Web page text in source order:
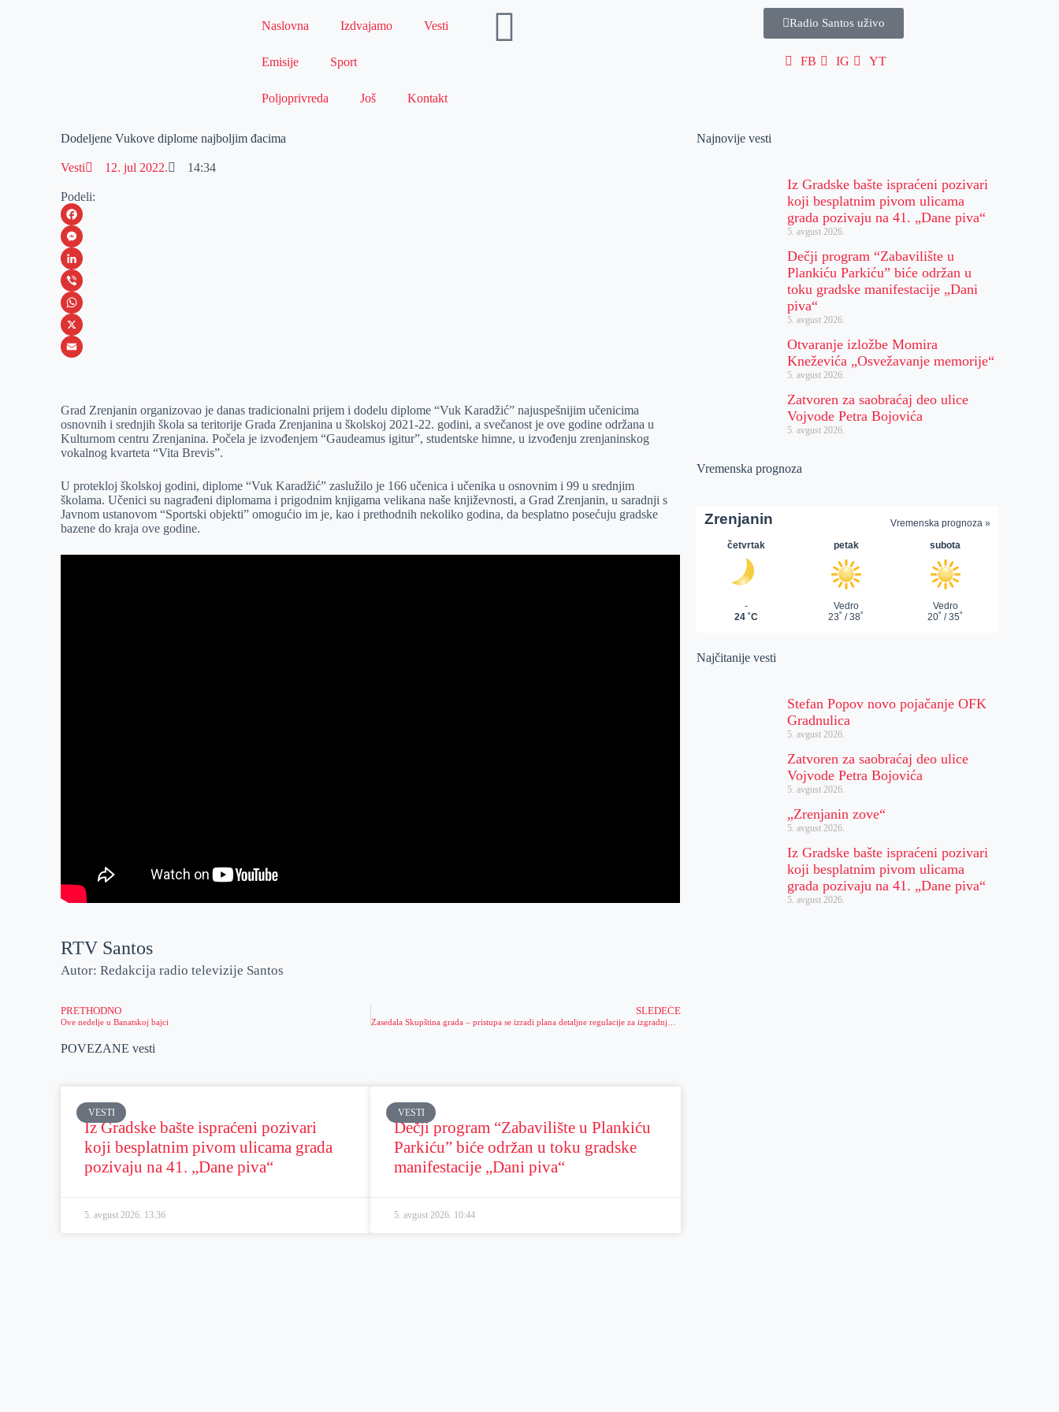
Naslovna Izdvajamo Vesti
Emisije Sport
Poljoprivreda Još Kontakt
Radio Santos uživo
FB IG YT
Dodeljene Vukove diplome najboljim đacima
Vesti 12. jul 2022. 14:34
Podeli:
F
a
c
e
b
o
M
e
s
s
e
e
r
L
i
n
k
I
n
V
i
b
W
h
s
A
p
p
X
a
i
l
Grad Zrenjanin organizovao je danas tradicionalni prijem i dodelu diplome “Vuk Karadžić” najuspešnijim učenicima
osnovnih i srednjih škola sa teritorije Grada Zrenjanina u školskoj 2021-22. godini, a svečanost je ove godine održana u
Kulturnom centru Zrenjanina. Počela je izvođenjem “Gaudeamus igitur”, studentske himne, u izvođenju zrenjaninskog
vokalnog kvarteta “Vita Brevis”.
U protekloj školskoj godini, diplome “Vuk Karadžić” zaslužilo je 166 učenica i učenika u osnovnim i 99 u srednjim
školama. Učenici su nagrađeni diplomama i prigodnim knjigama velikana naše književnosti, a Grad Zrenjanin, u saradnji s
Javnom ustanovom “Sportski objekti” omogućio im je, kao i prethodnih nekoliko godina, da besplatno posećuju gradske
bazene do kraja ove godine.
RTV Santos
Autor: Redakcija radio televizije Santos
PRETHODNO
Ove nedelje u Banatskoj bajci
SLEDEĆE
POVEZANE vesti
VESTI
Iz Gradske bašte ispraćeni pozivari
koji besplatnim pivom ulicama grada
pozivaju na 41. „Dane piva“
5. avgust 2026. 13:36
VESTI
Dečji program “Zabavilište u Plankiću
Parkiću” biće održan u toku gradske
manifestacije „Dani piva“
5. avgust 2026. 10:44
Najnovije vesti
Iz Gradske bašte ispraćeni pozivari
koji besplatnim pivom ulicama
grada pozivaju na 41. „Dane piva“
5. avgust 2026.
Dečji program “Zabavilište u
Plankiću Parkiću” biće održan u
toku gradske manifestacije „Dani
piva“
5. avgust 2026.
Otvaranje izložbe Momira
Kneževića „Osvežavanje memorije“
5. avgust 2026.
Zatvoren za saobraćaj deo ulice
Vojvode Petra Bojovića
5. avgust 2026.
Vremenska prognoza
Najčitanije vesti
Stefan Popov novo pojačanje OFK
Gradnulica
5. avgust 2026.
Zatvoren za saobraćaj deo ulice
Vojvode Petra Bojovića
5. avgust 2026.
„Zrenjanin zove“
5. avgust 2026.
Iz Gradske bašte ispraćeni pozivari
koji besplatnim pivom ulicama
grada pozivaju na 41. „Dane piva“
5. avgust 2026.